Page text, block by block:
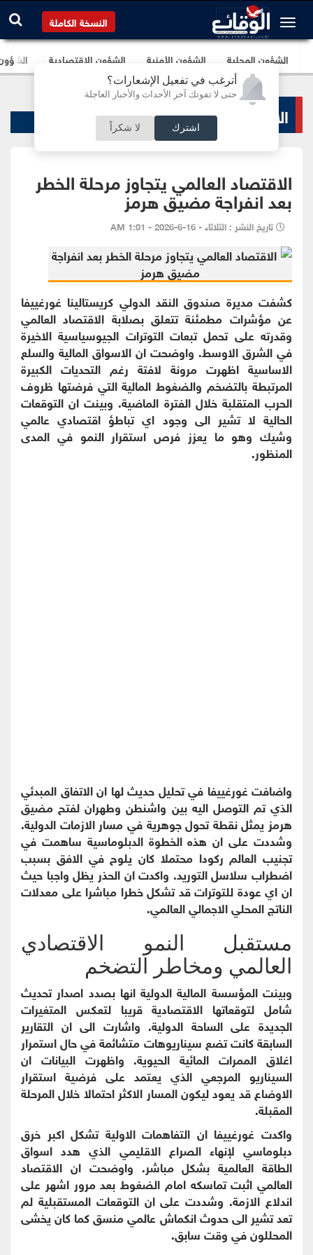
أترغب في تفعيل الإشعارات؟
حتى لا تفوتك آخر الأحداث والأخبار العاجلة
اشترك لا شكراً
النسخة الكاملة
الشؤون المحلية الشؤون الأمنية الشؤون الإقتصادية
الاخبار الاقتصادية
الاقتصاد العالمي يتجاوز مرحلة الخطر
بعد انفراجة مضيق هرمز
تاريخ النشر : الثلاثاء - 16-6-2026 - 1:01 AM
كشفت مديرة صندوق النقد الدولي كريستالينا غورغييفا
عن مؤشرات مطمئنة تتعلق بصلابة الاقتصاد العالمي
وقدرته على تحمل تبعات التوترات الجيوسياسية الاخيرة
في الشرق الاوسط. واوضحت ان الاسواق المالية والسلع
الاساسية اظهرت مرونة لافتة رغم التحديات الكبيرة
المرتبطة بالتضخم والضغوط المالية التي فرضتها ظروف
الحرب المتقلبة خلال الفترة الماضية. وبينت ان التوقعات
الحالية لا تشير الى وجود اي تباطؤ اقتصادي عالمي
وشيك وهو ما يعزز فرص استقرار النمو في المدى
المنظور.
واضافت غورغييفا في تحليل حديث لها ان الاتفاق المبدئي
الذي تم التوصل اليه بين واشنطن وطهران لفتح مضيق
هرمز يمثل نقطة تحول جوهرية في مسار الازمات الدولية.
وشددت على ان هذه الخطوة الدبلوماسية ساهمت في
تجنيب العالم ركودا محتملا كان يلوح في الافق بسبب
اضطراب سلاسل التوريد. واكدت ان الحذر يظل واجبا حيث
ان اي عودة للتوترات قد تشكل خطرا مباشرا على معدلات
الناتج المحلي الاجمالي العالمي.
مستقبل النمو الاقتصادي
العالمي ومخاطر التضخم
وبينت المؤسسة المالية الدولية انها بصدد اصدار تحديث
شامل لتوقعاتها الاقتصادية قريبا لتعكس المتغيرات
الجديدة على الساحة الدولية. واشارت الى ان التقارير
السابقة كانت تضع سيناريوهات متشائمة في حال استمرار
اغلاق الممرات المائية الحيوية. واظهرت البيانات ان
السيناريو المرجعي الذي يعتمد على فرضية استقرار
الاوضاع قد يعود ليكون المسار الاكثر احتمالا خلال المرحلة
المقبلة.
واكدت غورغييفا ان التفاهمات الاولية تشكل اكبر خرق
دبلوماسي لإنهاء الصراع الاقليمي الذي هدد اسواق
الطاقة العالمية بشكل مباشر. واوضحت ان الاقتصاد
العالمي اثبت تماسكه امام الضغوط بعد مرور اشهر على
اندلاع الازمة. وشددت على ان التوقعات المستقبلية لم
تعد تشير الى حدوث انكماش عالمي منسق كما كان يخشى
المحللون في وقت سابق.